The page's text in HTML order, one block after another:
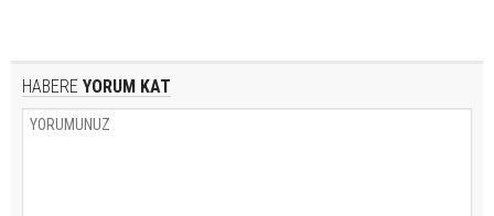
HABERE YORUM KAT